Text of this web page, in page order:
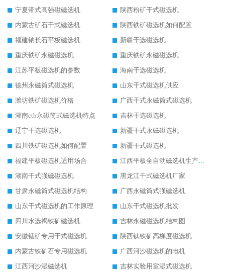
宁夏带式高强磁磁选机
陕西粉矿干式磁选机
内蒙古矿石干式磁选机
陕西铁矿磁选机如何配置
福建钠长石平板磁选机
新疆干选磁选机
重庆铁矿永磁磁选机
重庆铁矿永磁磁选机
江苏平板磁选机的参数
海南干选磁选机
德州永磁筒式磁选机
山东干式磁选机供应
潍坊铁矿磁选机价格
广西干式永磁筒式磁选机
湖南ctb永磁筒式磁选机特点
吉林干选磁选机
辽宁干选磁选机
新疆干式永磁磁选机
四川铁矿磁选机如何配置
新疆干式磁选机
福建平板磁选机适用场合
江西平板全自动磁选机生产厂家
湖南干式强磁磁选机
黑龙江干式磁选机厂家
甘肃永磁筒式磁选机结构
广西永磁筒式强磁选机
山东干式磁选机的工作原理
山东干式磁选机批发
四川水选褐铁矿磁选机
吉林永磁磁选机结构图
安徽锰矿专用干式磁选机
陕西钛铁矿高梯度磁选机
内蒙古铁矿石专用磁选机
广西河沙磁选机的电机
江西河沙湿磁选机
吉林实验用室湿式磁选机